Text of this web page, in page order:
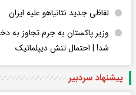
لفاظی جدید نتانیاهو علیه ایران
وزیر پاکستان به جرم تجاوز به
شد! | احتمال تنش دیپلماتیک
پیشنهاد سردبیر